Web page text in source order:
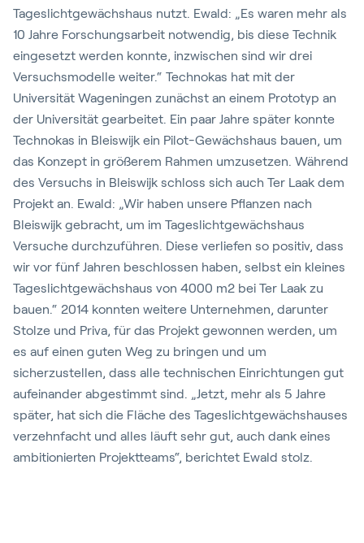
Tageslichtgewächshaus nutzt. Ewald: „Es waren mehr als
10 Jahre Forschungsarbeit notwendig, bis diese Technik
eingesetzt werden konnte, inzwischen sind wir drei
Versuchsmodelle weiter.“ Technokas hat mit der
Universität Wageningen zunächst an einem Prototyp an
der Universität gearbeitet. Ein paar Jahre später konnte
Technokas in Bleiswijk ein Pilot-Gewächshaus bauen, um
das Konzept in größerem Rahmen umzusetzen. Während
des Versuchs in Bleiswijk schloss sich auch Ter Laak dem
Projekt an. Ewald: „Wir haben unsere Pflanzen nach
Bleiswijk gebracht, um im Tageslichtgewächshaus
Versuche durchzuführen. Diese verliefen so positiv, dass
wir vor fünf Jahren beschlossen haben, selbst ein kleines
Tageslichtgewächshaus von 4000 m2 bei Ter Laak zu
bauen.“ 2014 konnten weitere Unternehmen, darunter
Stolze und Priva, für das Projekt gewonnen werden, um
es auf einen guten Weg zu bringen und um
sicherzustellen, dass alle technischen Einrichtungen gut
aufeinander abgestimmt sind. „Jetzt, mehr als 5 Jahre
später, hat sich die Fläche des Tageslichtgewächshauses
verzehnfacht und alles läuft sehr gut, auch dank eines
ambitionierten Projektteams“, berichtet Ewald stolz.